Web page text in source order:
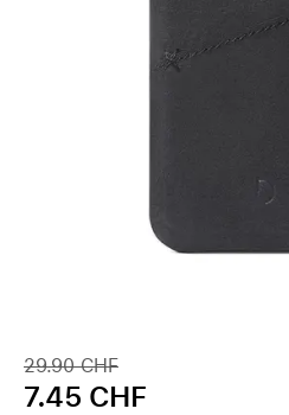
29.90 CHF
7.45 CHF